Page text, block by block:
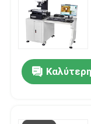
Ειδήσεις
Υποθέσεις
CNC όραμα